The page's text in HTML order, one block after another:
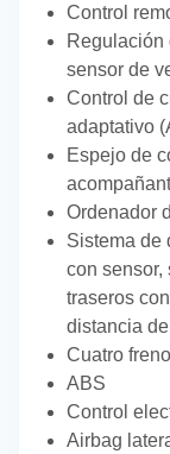
Control
Regulación
sensor de
Control de
adaptativo
Espejo de
Ordenador
Sistema de
con sensor,
traseros
distancia
Cuatro
ABS
Control
Airbag